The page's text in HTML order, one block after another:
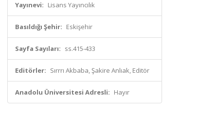
Yayınevi: Lisans Yayıncılık
Basıldığı Şehir: Eskişehir
Sayfa Sayıları: ss.415-433
Editörler: Sırrrı Akbaba, Şakire Anlıak, Editör
Anadolu Üniversitesi Adresli: Hayır